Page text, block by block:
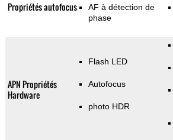
Propriétés autofocus
AF à détection de
phase
APN Propriétés
Hardware
Flash LED
Autofocus
photo HDR